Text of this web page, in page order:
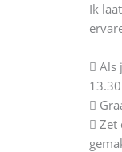
Ik
 Als

 Zet